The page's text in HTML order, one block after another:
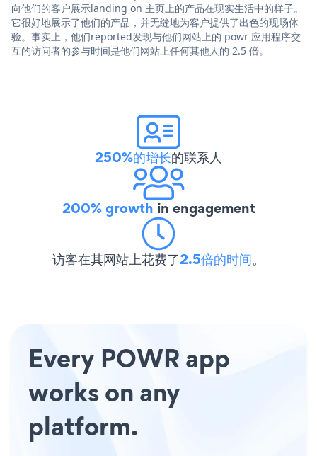
向他们的客户展示landing on 主页上的产品在现实生活中的样子。
它很好地展示了他们的产品，并无缝地为客户提供了出色的现场体
验。事实上，他们reported发现与他们网站上的 powr 应用程序交
互的访问者的参与时间是他们网站上任何其他人的 2.5 倍。
250%的增长的联系人
200% growth in engagement
访客在其网站上花费了2.5倍的时间。
Every POWR app
works on any
platform.